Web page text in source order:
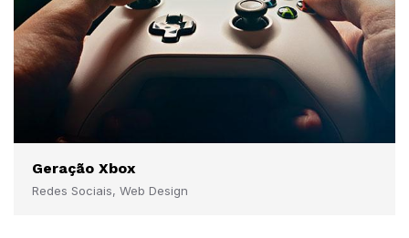
Geração Xbox
Redes Sociais, Web Design